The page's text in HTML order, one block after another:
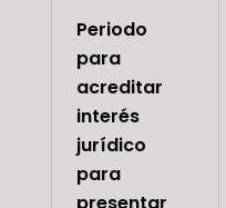
Periodo
para
acreditar
interés
jurídico
para